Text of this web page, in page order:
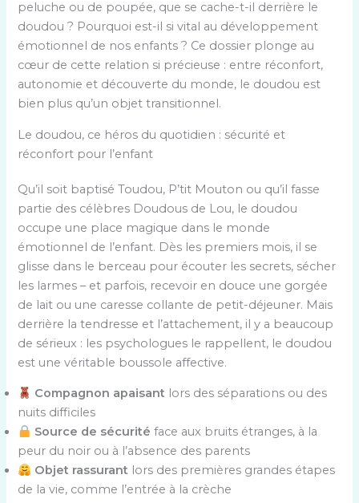
peluche ou de poupée, que se cache-t-il derrière le
doudou ? Pourquoi est-il si vital au développement
émotionnel de nos enfants ? Ce dossier plonge au
cœur de cette relation si précieuse : entre réconfort,
autonomie et découverte du monde, le doudou est
bien plus qu’un objet transitionnel.
Le doudou, ce héros du quotidien : sécurité et
réconfort pour l’enfant
Qu’il soit baptisé Toudou, P’tit Mouton ou qu’il fasse
partie des célèbres Doudous de Lou, le doudou
occupe une place magique dans le monde
émotionnel de l’enfant. Dès les premiers mois, il se
glisse dans le berceau pour écouter les secrets, sécher
les larmes – et parfois, recevoir en douce une gorgée
de lait ou une caresse collante de petit-déjeuner. Mais
derrière la tendresse et l’attachement, il y a beaucoup
de sérieux : les psychologues le rappellent, le doudou
est une véritable boussole affective.
Compagnon apaisant lors des séparations ou des
nuits difficiles
Source de sécurité face aux bruits étranges, à la
peur du noir ou à l’absence des parents
Objet rassurant lors des premières grandes étapes
de la vie, comme l’entrée à la crèche